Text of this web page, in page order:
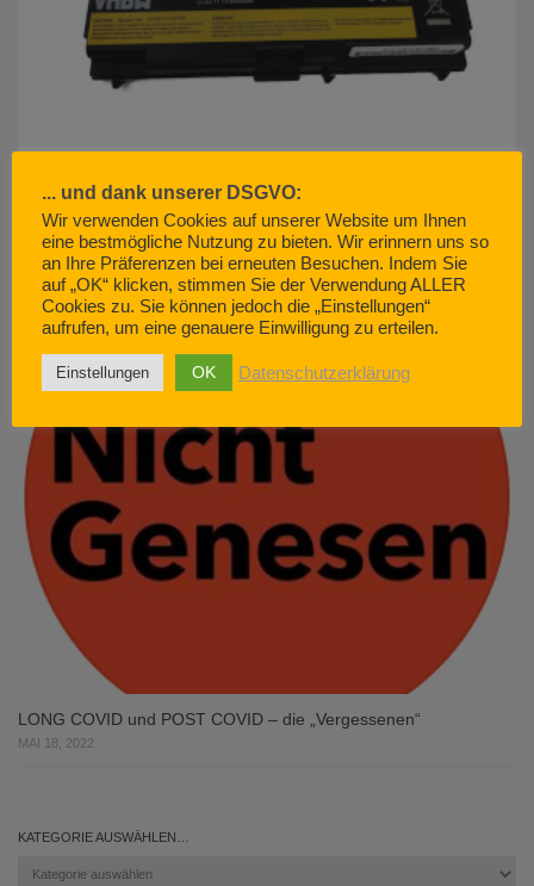
akku500.de (EMCOM GmbH) – so geht Kundenservice. Nicht.
JUNI 29, 2022
LONG COVID und POST COVID – die „Vergessenen“
MAI 18, 2022
KATEGORIE AUSWÄHLEN…
Kategorie
... und dank unserer DSGVO:
Wir verwenden Cookies auf unserer Website um Ihnen
eine bestmögliche Nutzung zu bieten. Wir erinnern uns so
an Ihre Präferenzen bei erneuten Besuchen. Indem Sie
auf „OK“ klicken, stimmen Sie der Verwendung ALLER
Cookies zu. Sie können jedoch die „Einstellungen“
aufrufen, um eine genauere Einwilligung zu erteilen.
Einstellungen OK Datenschutzerklärung